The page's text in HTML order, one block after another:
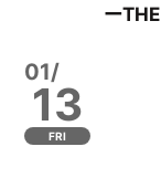
ー
01/
13
FRI